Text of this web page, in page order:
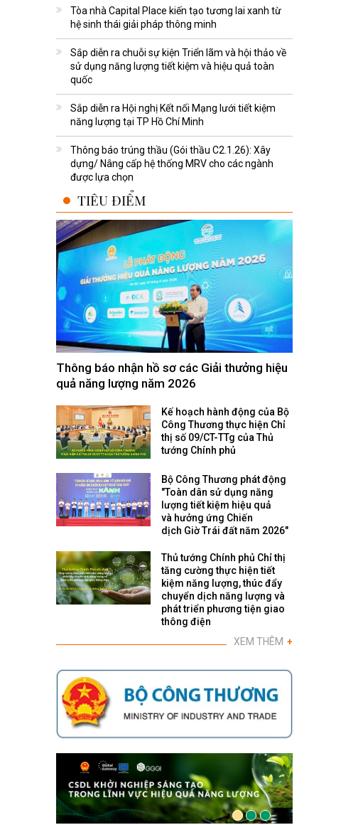
Tòa nhà Capital Place kiến tạo tương lai xanh từ
hệ sinh thái giải pháp thông minh
Sắp diễn ra chuỗi sự kiện Triển lãm và hội thảo về
sử dụng năng lượng tiết kiệm và hiệu quả toàn
quốc
Sắp diễn ra Hội nghị Kết nối Mạng lưới tiết kiệm
năng lượng tại TP Hồ Chí Minh
Thông báo trúng thầu (Gói thầu C2.1.26): Xây
dựng/ Nâng cấp hệ thống MRV cho các ngành
được lựa chọn
TIÊU ĐIỂM
Thông báo nhận hồ sơ các Giải thưởng hiệu
quả năng lượng năm 2026
Kế hoạch hành động của Bộ
Công Thương thực hiện Chỉ
thị số 09/CT-TTg của Thủ
tướng Chính phủ
Bộ Công Thương phát động
"Toàn dân sử dụng năng
lượng tiết kiệm hiệu quả
và hưởng ứng Chiến
dịch Giờ Trái đất năm 2026"
Thủ tướng Chính phủ Chỉ thị
tăng cường thực hiện tiết
kiệm năng lượng, thúc đẩy
chuyển dịch năng lượng và
phát triển phương tiện giao
thông điện
XEM THÊM +